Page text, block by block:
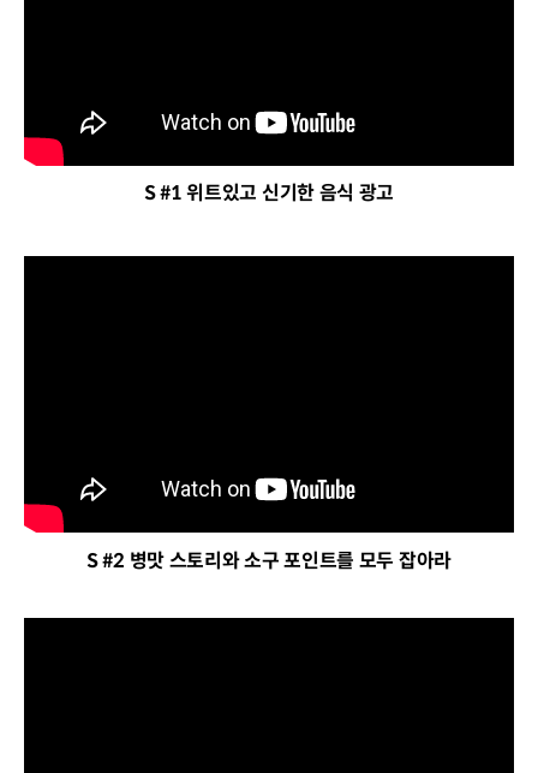
S #1 위트있고 신기한 음식 광고
S #2 병맛 스토리와 소구 포인트를 모두 잡아라